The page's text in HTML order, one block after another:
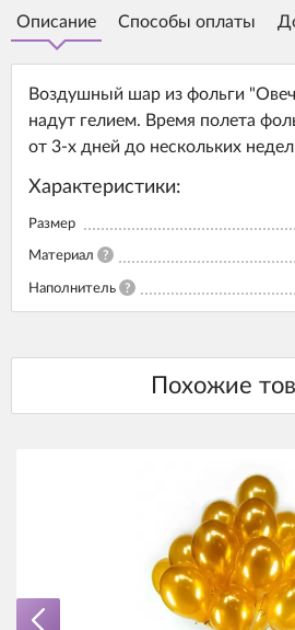
Описание Способы оплаты
Воздушный шар из фольги
надут гелием. Время полета
от 3-х дней до нескольких
Характеристики:
Размер
Материал ?
Наполнитель ?